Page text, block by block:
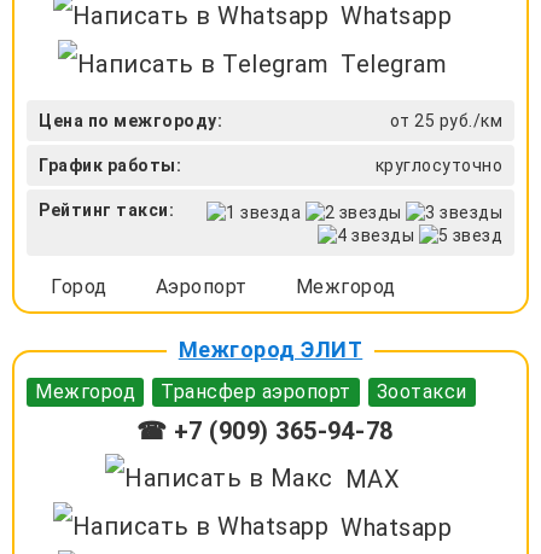
Whatsapp
Telegram
Цена по межгороду: от 25 руб./км
График работы: круглосуточно
Рейтинг такси:
Город Аэропорт Межгород
Межгород ЭЛИТ
Межгород Трансфер аэропорт Зоотакси
☎ +7 (909) 365-94-78
MAX
Whatsapp